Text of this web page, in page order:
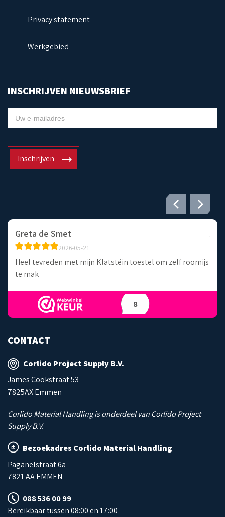
Privacy statement
Werkgebied
INSCHRIJVEN NIEUWSBRIEF
NIEUWSBRIEF
Inschrijven
Greta de Smet
2026-05-21
Heel tevreden met mijn Klatstëin toestel om zelf roomijs
te mak
8
CONTACT
Corlido Project Supply B.V.
James Cookstraat 53
7825AX Emmen
Corlido Material Handling is onderdeel van Corlido Project
Supply B.V.
Bezoekadres Corlido Material Handling
Paganelstraat 6a
7821 AA EMMEN
088 536 00 99
Bereikbaar tussen 08:00 en 17:00